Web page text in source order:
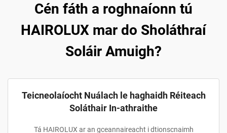
Cén fáth a roghnaíonn tú
HAIROLUX mar do Sholáthraí
Soláir Amuigh?
Teicneolaíocht Nuálach le haghaidh Réiteach
Soláthair In-athraithe
Tá HAIROLUX ar an gceannaireacht i dtionscnaimh